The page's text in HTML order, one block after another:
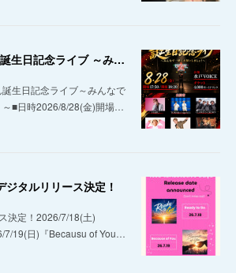
【LIVE】アキラさん誕生日記念ライブ ～みんなで一緒にお祝いしましょ！～
誕生日記念ライブ～みんなで
～■日時2026/8/28(金)開場…
ジタルリリース決定！
決定！2026/7/18(土)
7/19(日)『Becausu of You…